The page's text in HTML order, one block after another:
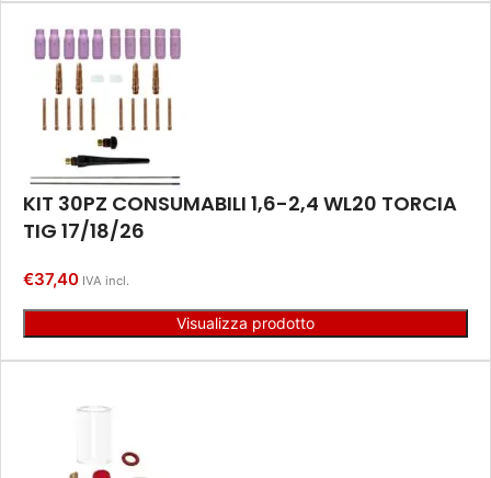
KIT 30PZ CONSUMABILI 1,6-2,4 WL20 TORCIA
TIG 17/18/26
€37,40 IVA incl.
Visualizza prodotto